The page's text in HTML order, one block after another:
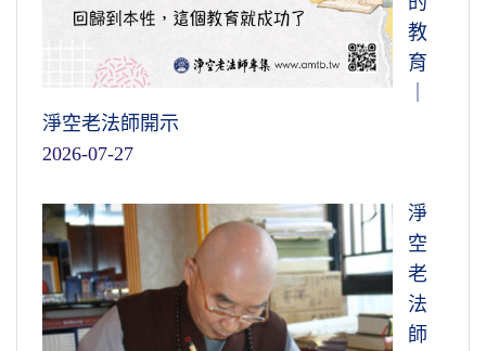
教
育
淨空老法師開示
2026-07-27
淨
空
老
法
師